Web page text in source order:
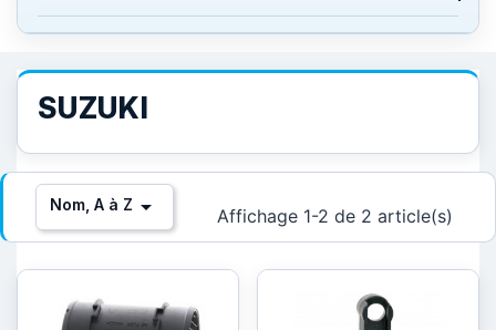
SUZUKI
Nom, A à Z  Affichage 1-2 de 2 article(s)